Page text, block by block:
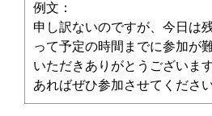
例文：
申し訳ないのですが、今日は
って予定の時間までに参加が
いただきありがとうございま
あればぜひ参加させてください